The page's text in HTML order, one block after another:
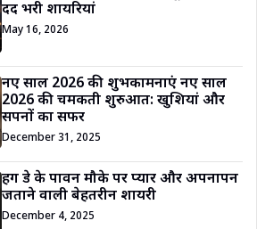
दर्द भरी शायरियां
May 16, 2026
नए साल 2026 की शुभकामनाएं नए साल
2026 की चमकती शुरुआत: खुशियां और
सपनों का सफर
December 31, 2025
हग डे के पावन मौके पर प्यार और अपनापन
जताने वाली बेहतरीन शायरी
December 4, 2025